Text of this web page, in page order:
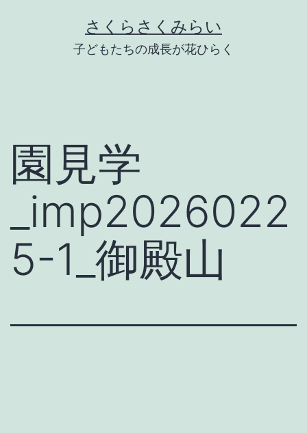
さくらさくみらい
子どもたちの成長が花ひらく
園見学
_imp2026022
5-1_御殿山